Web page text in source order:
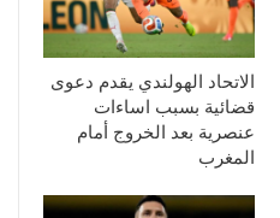
الاتحاد الهولندي يقدم دعوى
قضائية بسبب اساءات
عنصرية بعد الخروج أمام
المغرب